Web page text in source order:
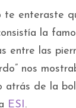
te enteraste
la
entre las
nos
atrás de la
ESI.